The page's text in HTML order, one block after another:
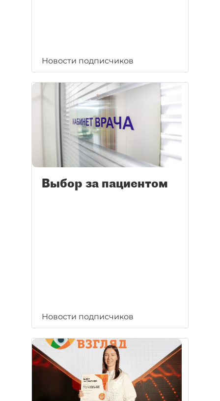
Новости подписчиков
Выбор за пациентом
Новости подписчиков